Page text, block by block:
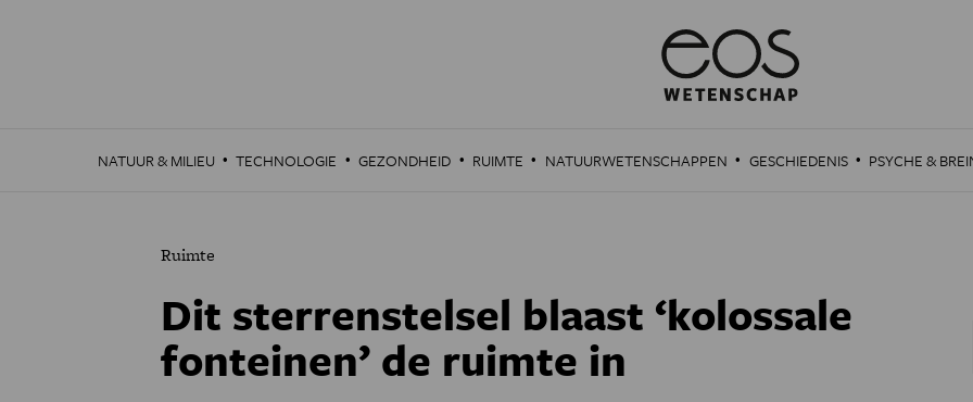
NATUUR & MILIEU · TECHNOLOGIE · GEZONDHEID · RUIMTE · NATUURWETENSCHAPPEN · GESCHIEDENIS · PSYCHE &
Ruimte
Dit sterrenstelsel blaast ‘kolossale
fonteinen’ de ruimte in